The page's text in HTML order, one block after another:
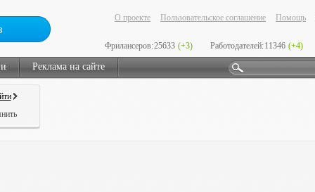
О проекте Пользовательское соглашение Помощь
Фрилансеров:25633 (+3) Работодателей:11346 (+4)
Реклама на сайте